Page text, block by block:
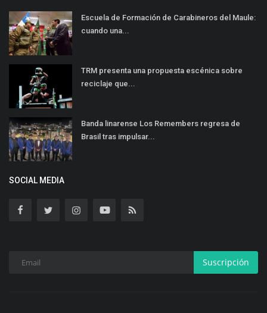
Escuela de Formación de Carabineros del Maule:
cuando una...
TRM presenta una propuesta escénica sobre
reciclaje que...
Banda linarense Los Remembers regresa de
Brasil tras impulsar...
SOCIAL MEDIA
Suscripción